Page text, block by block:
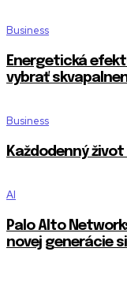
Business
Energetická
vybrať
Business
Každodenný život
AI
Palo Alto
novej generácie